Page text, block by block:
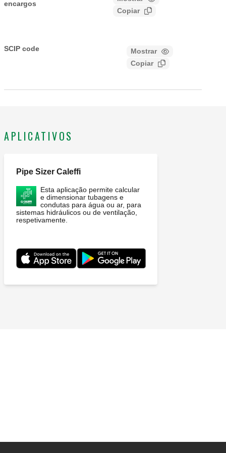
encargos
Copiar
Conexão de entrada: G 3/4" (ISO 228-1) F, porca louca.
Conexão de saída: G 3/4" A (ISO 228-1) M. Pressão
SCIP code
Mostrar
Copiar
APLICATIVOS
Pipe Sizer Caleffi
Esta aplicação permite calcular
e dimensionar tubagens e
condutas para água ou ar, para
sistemas hidráulicos ou de ventilação,
respetivamente.